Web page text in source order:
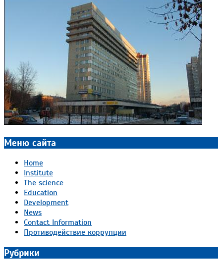
Меню сайта
Home
Institute
The science
Education
Development
News
Contact Information
Противодействие коррупции
Рубрики